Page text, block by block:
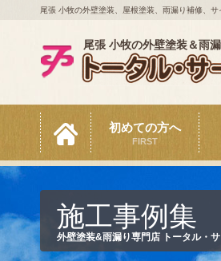
尾張 小牧の外壁塗装、屋根塗装、雨漏り補修、
尾張 小牧の外壁塗装＆雨
初めての方へ
FIRST
施工事例集
外壁塗装&雨漏り専門店 トータル・